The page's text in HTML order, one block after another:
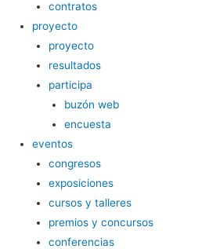
contratos
proyecto
proyecto
resultados
participa
buzón web
encuesta
eventos
congresos
exposiciones
cursos y talleres
premios y concursos
conferencias